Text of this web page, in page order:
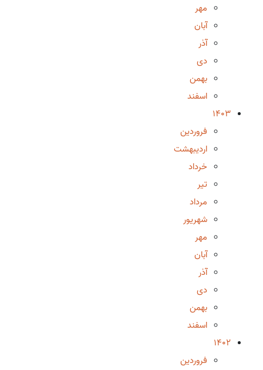
مهر
آبان
آذر
دی
بهمن
اسفند
1403
فروردین
اردیبهشت
خرداد
تیر
مرداد
شهریور
مهر
آبان
آذر
دی
بهمن
اسفند
1402
فروردین